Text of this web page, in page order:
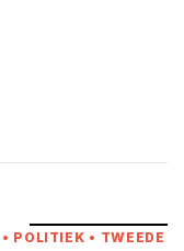
• POLITIEK • TWEEDE